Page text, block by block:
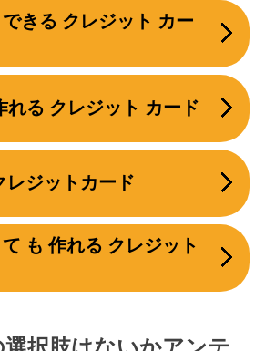
きる クレジット カー
れる クレジット カード
レジットカード
も 作れる クレジット